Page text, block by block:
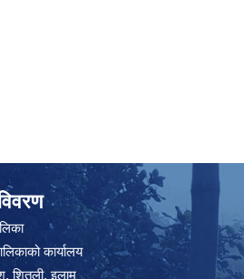
कार्यालय
शितली, इलाम